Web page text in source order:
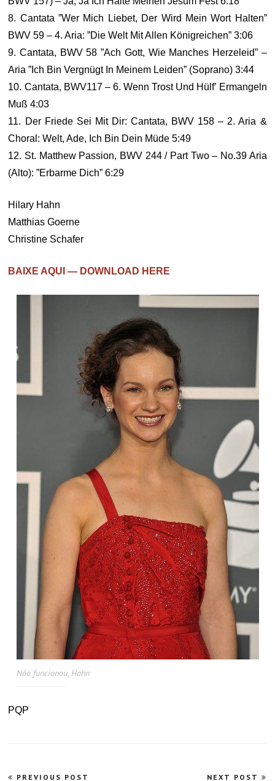
8. Cantata ”Wer Mich Liebet, Der Wird Mein Wort Halten”
BWV 59 – 4. Aria: ”Die Welt Mit Allen Königreichen” 3:06
9. Cantata, BWV 58 ”Ach Gott, Wie Manches Herzeleid” –
Aria ”Ich Bin Vergnügt In Meinem Leiden” (Soprano) 3:44
10. Cantata, BWV117 – 6. Wenn Trost Und Hülf’ Ermangeln
Muß 4:03
11. Der Friede Sei Mit Dir: Cantata, BWV 158 – 2. Aria &
Choral: Welt, Ade, Ich Bin Dein Müde 5:49
12. St. Matthew Passion, BWV 244 / Part Two – No.39 Aria
(Alto): ”Erbarme Dich” 6:29
Hilary Hahn
Matthias Goerne
Christine Schafer
BAIXE AQUI — DOWNLOAD HERE
Não funcionou, Hahn
PQP
Navegação
PREVIOUS POST NEXT POST